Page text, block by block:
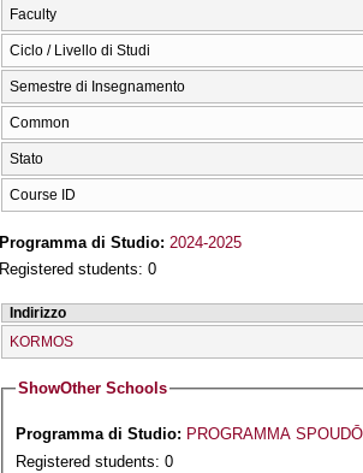
Faculty
Ciclo / Livello di Studi
Semestre di Insegnamento
Common
Stato
Course ID
Programma di Studio: 2024-2025
Registered students: 0
Indirizzo
KORMOS
ShowOther Schools
Programma di Studio: PROGRAMMA
Registered students: 0